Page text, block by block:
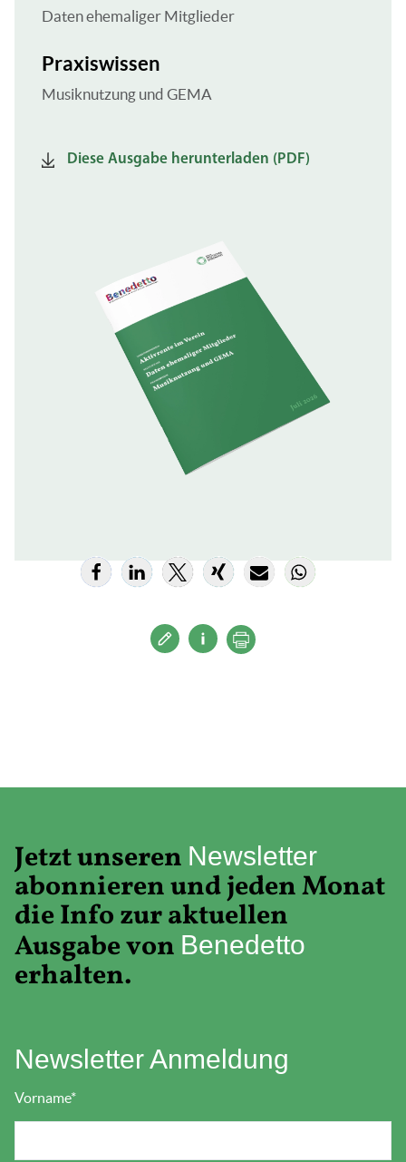
Daten ehemaliger Mitglieder
Praxiswissen
Musiknutzung und GEMA
Diese Ausgabe herunterladen (PDF)
Jetzt unseren Newsletter
abonnieren und jeden Monat
die Info zur aktuellen
Ausgabe von Benedetto
erhalten.
Newsletter Anmeldung
Vorname*